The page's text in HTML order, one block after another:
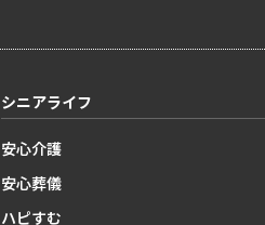
シニアライフ
安心介護
安心葬儀
ハピすむ